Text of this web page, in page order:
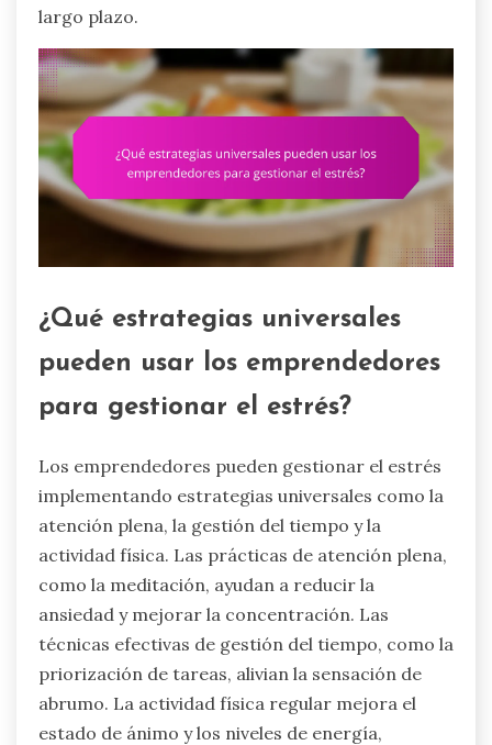
largo plazo.
¿Qué estrategias universales
pueden usar los emprendedores
para gestionar el estrés?
Los emprendedores pueden gestionar el estrés
implementando estrategias universales como la
atención plena, la gestión del tiempo y la
actividad física. Las prácticas de atención plena,
como la meditación, ayudan a reducir la
ansiedad y mejorar la concentración. Las
técnicas efectivas de gestión del tiempo, como la
priorización de tareas, alivian la sensación de
abrumo. La actividad física regular mejora el
estado de ánimo y los niveles de energía,